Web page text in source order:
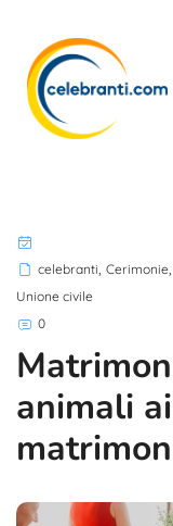
celebranti, Cerimonie,
Unione civile
0
animali